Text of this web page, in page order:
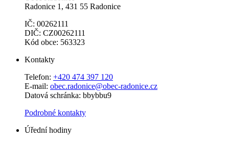
Radonice 1, 431 55 Radonice
IČ: 00262111
DIČ: CZ00262111
Kód obce: 563323
Kontakty
Telefon: +420 474 397 120
E-mail: obec.radonice@obec-radonice.cz
Datová schránka: bbybbu9
Podrobné kontakty
Úřední hodiny